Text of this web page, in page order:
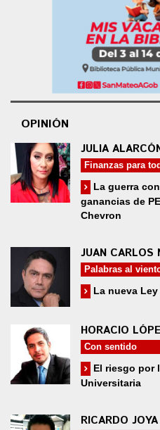
OPINIÓN
JULIA
Finanzas para
La guerra
ganancias de
Chevron
JUAN CARLOS
Palabras al
La nueva
HORACIO
Con sentido
El riesgo por
Universitaria
RICARDO JOYA